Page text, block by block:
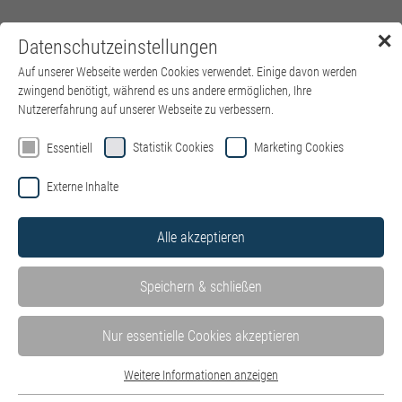
Menü
✕
Datenschutzeinstellungen
Auf unserer Webseite werden Cookies verwendet. Einige davon werden
zwingend benötigt, während es uns andere ermöglichen, Ihre
Nutzererfahrung auf unserer Webseite zu verbessern.
Essentiell Statistik Cookies Marketing Cookies
Externe Inhalte
Alle akzeptieren
Speichern & schließen
Nur essentielle Cookies akzeptieren
Weitere Informationen anzeigen